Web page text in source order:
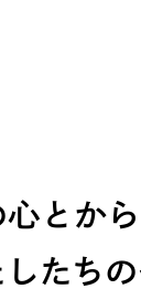
とか
したち